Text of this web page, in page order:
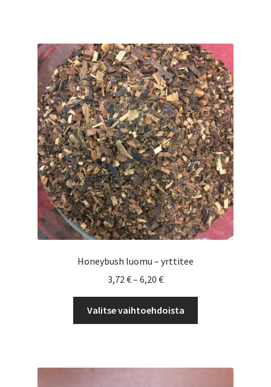
Voit
tehdä
valinnat
tuotteen
sivulla.
Honeybush luomu – yrttitee
3,72€– 6,20 €Hintaluokka:
3,72 €
-
6,20 €
Valitse vaihtoehdoista